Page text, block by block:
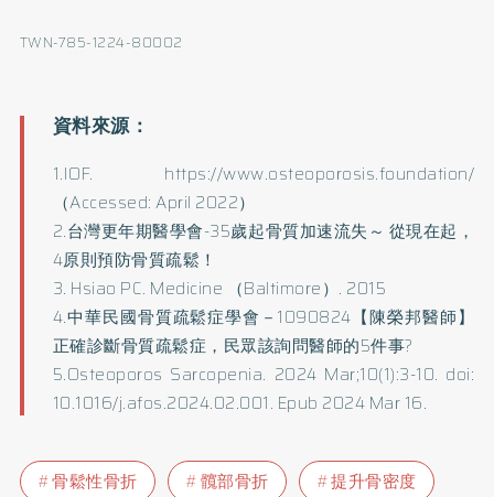
TWN-785-1224-80002
1.IOF. https://www.osteoporosis.foundation/
（Accessed: April 2022）
2.台灣更年期醫學會-35歲起骨質加速流失～ 從現在起，
4原則預防骨質疏鬆！
3. Hsiao PC. Medicine （Baltimore）. 2015
4.中華民國骨質疏鬆症學會－1090824【陳榮邦醫師】
正確診斷骨質疏鬆症，民眾該詢問醫師的5件事?
5.Osteoporos Sarcopenia. 2024 Mar;10(1):3-10. doi:
10.1016/j.afos.2024.02.001. Epub 2024 Mar 16.
骨鬆性骨折 髖部骨折
提升骨密度